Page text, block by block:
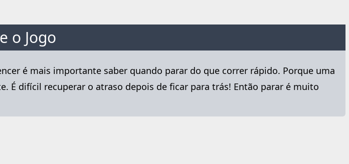
o Jogo
é mais importante saber quando parar do que correr rápido. Porque uma
É difícil recuperar o atraso depois de ficar para trás! Então parar é muito